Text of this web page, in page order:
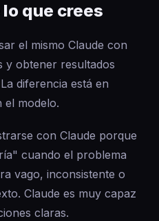
que crees
el mismo Claude con
y obtener resultados
diferencia está en
el modelo.
con Claude porque
cuando el problema
vago, inconsistente o
Claude es muy capaz
claras.